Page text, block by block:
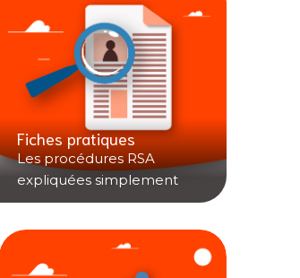
Fiches pratiques
Les procédures RSA
expliquées simplement